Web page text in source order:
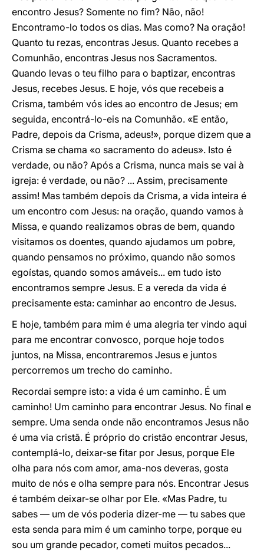
encontro Jesus? Somente no fim? Não, não!
Encontramo-lo todos os dias. Mas como? Na oração!
Quanto tu rezas, encontras Jesus. Quanto recebes a
Comunhão, encontras Jesus nos Sacramentos.
Quando levas o teu filho para o baptizar, encontras
Jesus, recebes Jesus. E hoje, vós que recebeis a
Crisma, também vós ides ao encontro de Jesus; em
seguida, encontrá-lo-eis na Comunhão. «E então,
Padre, depois da Crisma, adeus!», porque dizem que a
Crisma se chama «o sacramento do adeus». Isto é
verdade, ou não? Após a Crisma, nunca mais se vai à
igreja: é verdade, ou não? ... Assim, precisamente
assim! Mas também depois da Crisma, a vida inteira é
um encontro com Jesus: na oração, quando vamos à
Missa, e quando realizamos obras de bem, quando
visitamos os doentes, quando ajudamos um pobre,
quando pensamos no próximo, quando não somos
egoístas, quando somos amáveis... em tudo isto
encontramos sempre Jesus. E a vereda da vida é
precisamente esta: caminhar ao encontro de Jesus.
E hoje, também para mim é uma alegria ter vindo aqui
para me encontrar convosco, porque hoje todos
juntos, na Missa, encontraremos Jesus e juntos
percorremos um trecho do caminho.
Recordai sempre isto: a vida é um caminho. É um
caminho! Um caminho para encontrar Jesus. No final e
sempre. Uma senda onde não encontramos Jesus não
é uma via cristã. É próprio do cristão encontrar Jesus,
contemplá-lo, deixar-se fitar por Jesus, porque Ele
olha para nós com amor, ama-nos deveras, gosta
muito de nós e olha sempre para nós. Encontrar Jesus
é também deixar-se olhar por Ele. «Mas Padre, tu
sabes — um de vós poderia dizer-me — tu sabes que
esta senda para mim é um caminho torpe, porque eu
sou um grande pecador, cometi muitos pecados...